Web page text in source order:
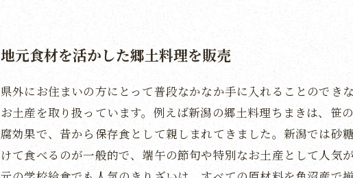
地元食材を活かした郷土料理を販売
県外にお住まいの方にとって普段なかなか手に入れることのでき
お土産を取り扱っています。例えば新潟の郷土料理ちまきは、笹
腐効果で、昔から保存食として親しまれてきました。新潟では砂
けて食べるのが一般的で、端午の節句や特別なお土産として人気